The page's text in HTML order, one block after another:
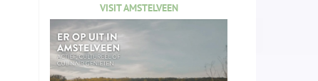
VISIT AMSTELVEEN